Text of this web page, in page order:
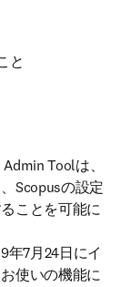
と
Toolは、
Scopusの設定
ことを可能に
in new tab/window
年7月24日にイ
使いの機能に